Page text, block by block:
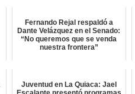
Fernando Rejal respaldó a
Dante Velázquez en el Senado:
“No queremos que se venda
nuestra frontera”
Juventud en La Quiaca: Jael